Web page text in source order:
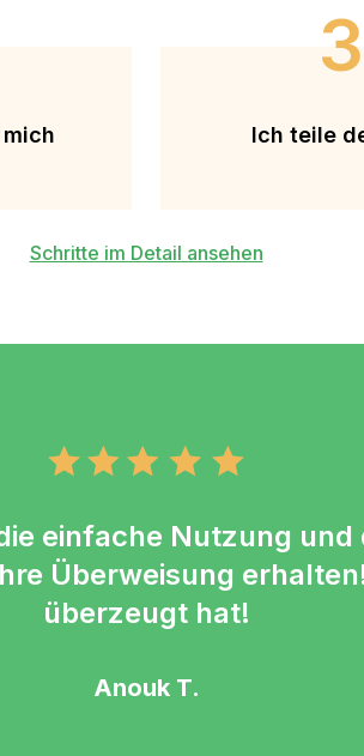
3
Ich teile
Schritte im Detail ansehen
einfache Nutzung und
Überweisung
überzeugt hat!
Anouk T.